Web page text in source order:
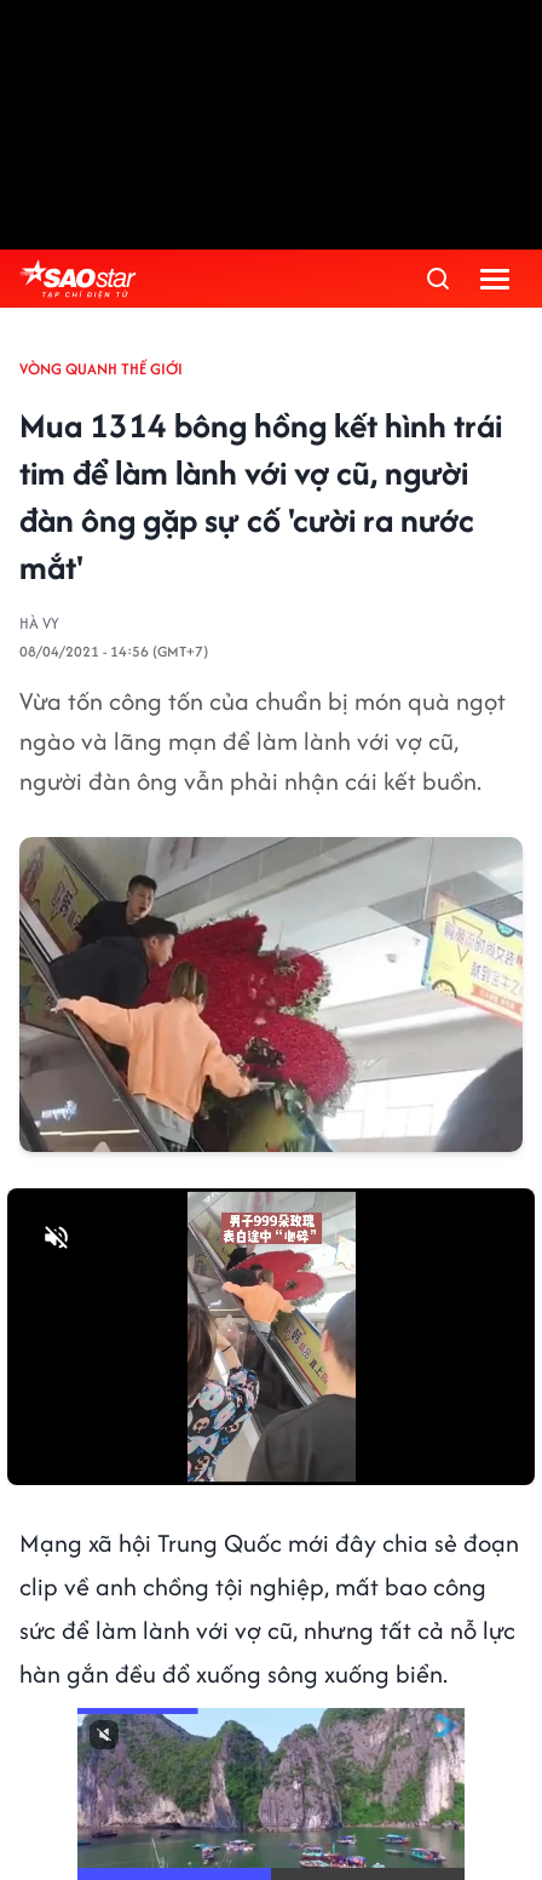
VÒNG QUANH THẾ GIỚI
Mua 1314 bông hồng kết hình trái
tim để làm lành với vợ cũ, người
đàn ông gặp sự cố 'cười ra nước
mắt'
HÀ VY
08/04/2021 - 14:56 (GMT+7)
Vừa tốn công tốn của chuẩn bị món quà ngọt
ngào và lãng mạn để làm lành với vợ cũ,
người đàn ông vẫn phải nhận cái kết buồn.
Mạng xã hội Trung Quốc mới đây chia sẻ đoạn
clip về anh chồng tội nghiệp, mất bao công
sức để làm lành với vợ cũ, nhưng tất cả nỗ lực
hàn gắn đều đổ xuống sông xuống biển.